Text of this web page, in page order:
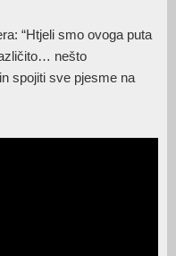
“Htjeli smo ovoga puta
nešto
spojiti sve pjesme na